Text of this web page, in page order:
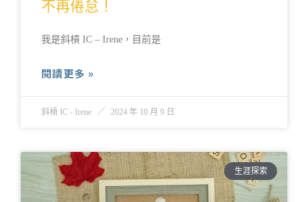
不再倦怠！
我是斜槓 IC – Irene，目前是
閱讀更多 »
斜槓 IC - Irene 2024 年 10 月 9 日
生涯探索